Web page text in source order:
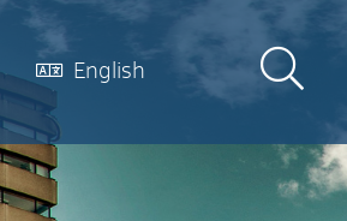
English